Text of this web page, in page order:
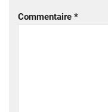
Commentaire *